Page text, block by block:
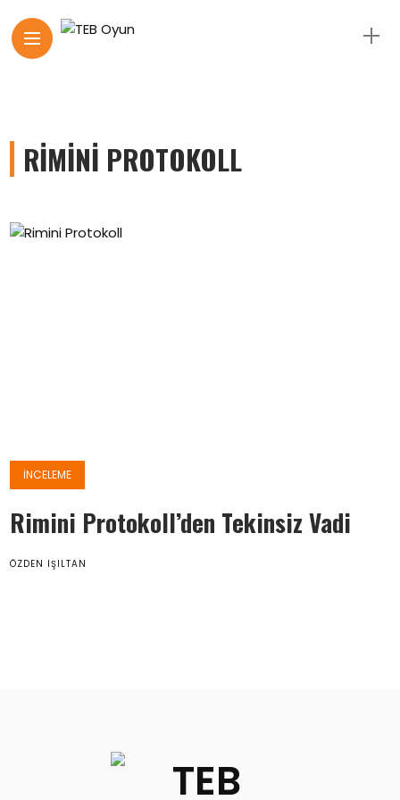
RIMINI PROTOKOLL
İNCELEME
Rimini Protokoll’den Tekinsiz Vadi
ÖZDEN IŞILTAN